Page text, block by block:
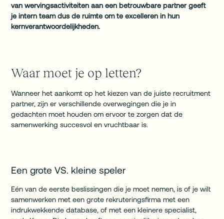
van wervingsactiviteiten aan een betrouwbare partner geeft
je intern team dus de ruimte om te excelleren in hun
kernverantwoordelijkheden.
Waar moet je op letten?
Wanneer het aankomt op het kiezen van de juiste recruitment
partner, zijn er verschillende overwegingen die je in
gedachten moet houden om ervoor te zorgen dat de
samenwerking succesvol en vruchtbaar is.
Een grote VS. kleine speler
Eén van de eerste beslissingen die je moet nemen, is of je wilt
samenwerken met een grote rekruteringsfirma met een
indrukwekkende database, of met een kleinere specialist,